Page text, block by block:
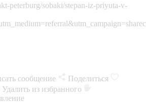
peterburg/sobaki/stepan-iz-priyuta-v-
сообщение
Поделиться
Удалить из избранного